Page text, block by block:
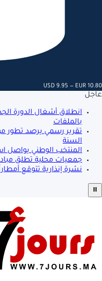
USD 9.95 — EUR 10.80
عاجل
انطلاق أشغال الدورة
بالملفات
تقرير رسمي يرصد تطور
السنة
المنتخب الوطني يواصل
جمعيات محلية تطلق
نشرة إنذارية تتوقع
⏸